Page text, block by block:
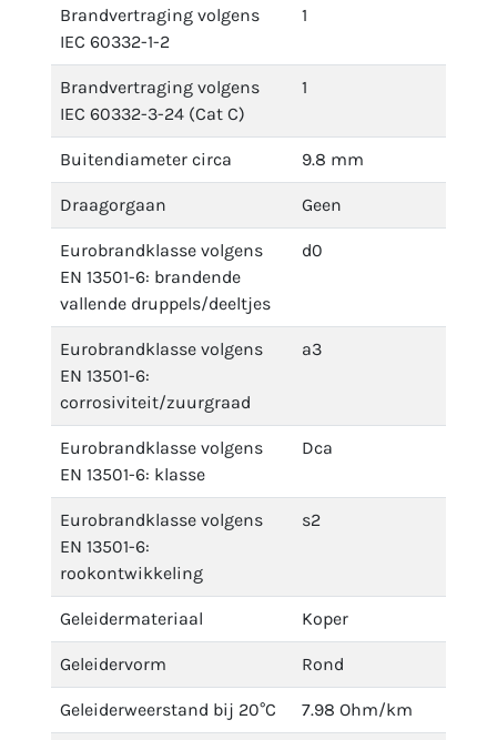
Brandvertraging volgens
IEC 60332-1-2
1
Brandvertraging volgens
IEC 60332-3-24 (Cat C)
1
Buitendiameter circa 9.8 mm
Draagorgaan Geen
Eurobrandklasse volgens
EN 13501-6: brandende
vallende druppels/deeltjes
d0
Eurobrandklasse volgens
EN 13501-6:
corrosiviteit/zuurgraad
a3
Eurobrandklasse volgens
EN 13501-6: klasse
Dca
Eurobrandklasse volgens
EN 13501-6:
rookontwikkeling
s2
Geleidermateriaal Koper
Geleidervorm Rond
Geleiderweerstand bij 20°C 7.98 Ohm/km